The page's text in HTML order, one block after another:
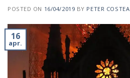
POSTED ON 16/04/2019 BY PETER COSTEA
16
apr.